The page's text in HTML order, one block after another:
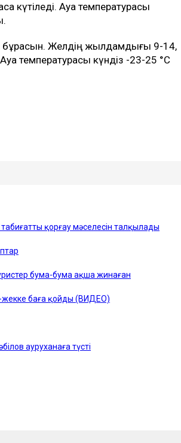
күтіледі. Ауа температурасы
бұрқасын. Желдің жылдамдығы 9-14,
температурасы күндіз -23-25 °C